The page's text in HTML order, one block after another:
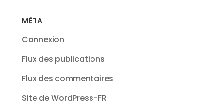
MÉTA
Connexion
Flux des publications
Flux des commentaires
Site de WordPress-FR